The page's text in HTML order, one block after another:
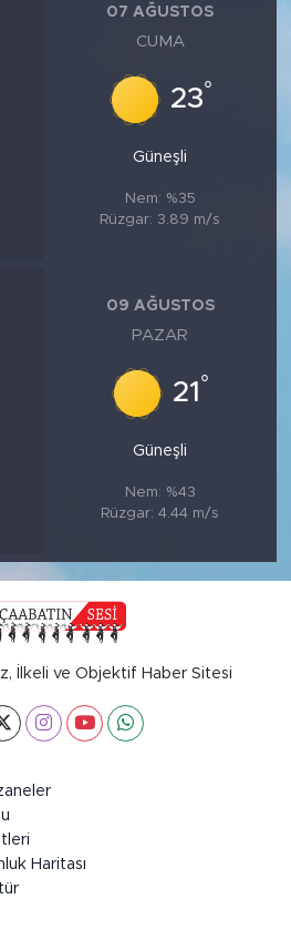
07 AĞUSTOS
CUMA
23°
Güneşli
Nem: %35
Rüzgar: 3.89 m/s
09 AĞUSTOS
PAZAR
21 °
Güneşli
Nem: %43
Rüzgar: 4.44 m/s
İlkeli ve Objektif Haber Sitesi
Haritası